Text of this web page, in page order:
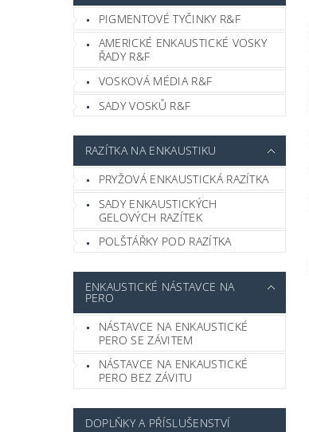
PIGMENTOVÉ TYČINKY R&F
AMERICKÉ ENKAUSTICKÉ VOSKY
ŘADY R&F
VOSKOVÁ MÉDIA R&F
SADY VOSKŮ R&F
RAZÍTKA NA ENKAUSTIKU
PRYŽOVÁ ENKAUSTICKÁ RAZÍTKA
SADY ENKAUSTICKÝCH
GELOVÝCH RAZÍTEK
POLŠTÁŘKY POD RAZÍTKA
ENKAUSTICKÉ NÁSTAVCE NA
PERO
NÁSTAVCE NA ENKAUSTICKÉ
PERO SE ZÁVITEM
NÁSTAVCE NA ENKAUSTICKÉ
PERO BEZ ZÁVITU
DOPLŇKY A PŘÍSLUŠENSTVÍ